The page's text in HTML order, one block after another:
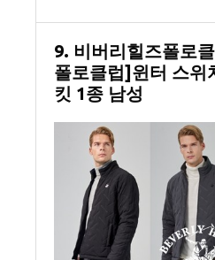
9. 비버리힐즈폴로
폴로클럽]윈터 스위
킷 1종 남성